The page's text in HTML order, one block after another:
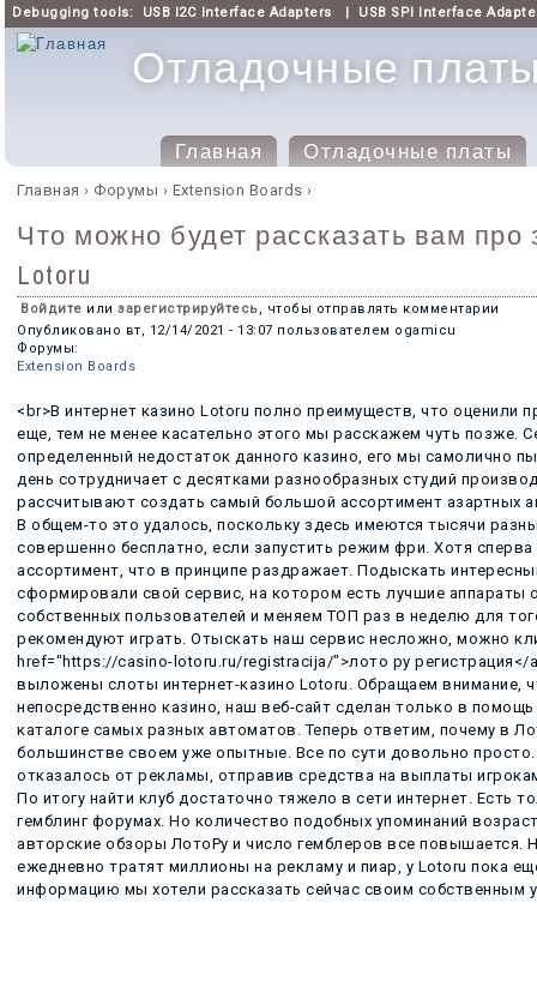
Debugging tools: USB I2C Interface Adapters | USB SPI Interface
Отладочные платы
Главное менюГлавная Отладочные платы
Вы здесь
Главная › Форумы › Extension Boards ›
Что можно будет рассказать вам
Lotoru
Войдите или зарегистрируйтесь, чтобы отправлять комментарии
Опубликовано вт, 12/14/2021 - 13:07 пользователем ogamicu
Форумы:
Extension Boards
<br>В интернет казино Lotoru полно преимуществ, что
еще, тем не менее касательно этого мы расскажем чуть позже.
определенный недостаток данного казино, его мы самолично
день сотрудничает с десятками разнообразных студий
рассчитывают создать самый большой ассортимент азартных
В общем-то это удалось, поскольку здесь имеются тысячи
совершенно бесплатно, если запустить режим фри. Хотя
ассортимент, что в принципе раздражает. Подыскать
сформировали свой сервис, на котором есть лучшие аппараты
собственных пользователей и меняем ТОП раз в неделю для
рекомендуют играть. Отыскать наш сервис несложно, можно
href="https://casino-lotoru.ru/registracija/">лото ру
выложены слоты интернет-казино Lotoru. Обращаем внимание,
непосредственно казино, наш веб-сайт сделан только в
каталоге самых разных автоматов. Теперь ответим, почему в
большинстве своем уже опытные. Все по сути довольно
отказалось от рекламы, отправив средства на выплаты
По итогу найти клуб достаточно тяжело в сети интернет. Есть
гемблинг форумах. Но количество подобных упоминаний
авторские обзоры ЛотоРу и число гемблеров все повышается.
ежедневно тратят миллионы на рекламу и пиар, у Lotoru пока
информацию мы хотели рассказать сейчас своим собственным